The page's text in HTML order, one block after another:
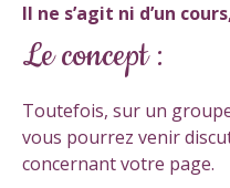
Il ne s’agit ni d’un
Le concept :
Toutefois, sur un
vous pourrez venir
concernant votre page.